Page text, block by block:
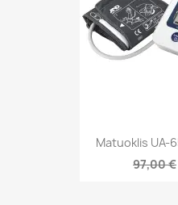
Matuoklis UA-
97,00 €